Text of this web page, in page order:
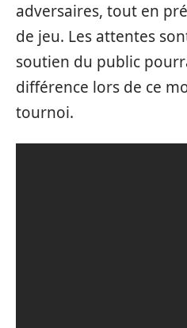
adversaires, tout en
de jeu. Les attentes
soutien du public
différence lors de ce
tournoi.